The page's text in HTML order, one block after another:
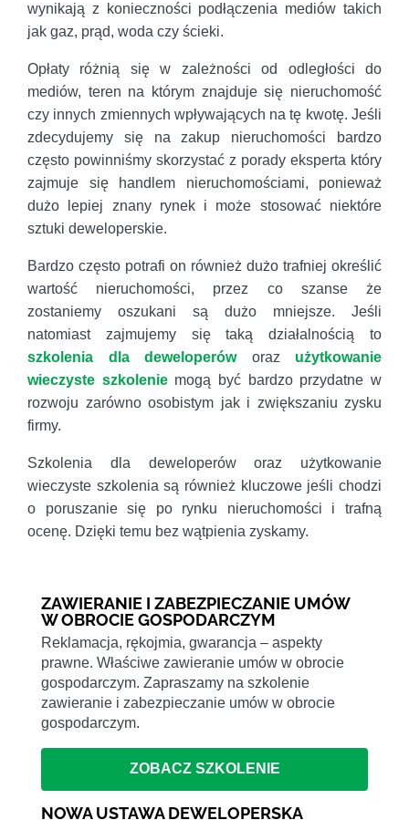
wynikają z konieczności podłączenia mediów takich
jak gaz, prąd, woda czy ścieki.
Opłaty różnią się w zależności od odległości do
mediów, teren na którym znajduje się nieruchomość
czy innych zmiennych wpływających na tę kwotę. Jeśli
zdecydujemy się na zakup nieruchomości bardzo
często powinniśmy skorzystać z porady eksperta który
zajmuje się handlem nieruchomościami, ponieważ
dużo lepiej znany rynek i może stosować niektóre
sztuki deweloperskie.
Bardzo często potrafi on również dużo trafniej określić
wartość nieruchomości, przez co szanse że
zostaniemy oszukani są dużo mniejsze. Jeśli
natomiast zajmujemy się taką działalnością to
szkolenia dla deweloperóworaz użytkowanie
wieczyste szkoleniemogą być bardzo przydatne w
rozwoju zarówno osobistym jak i zwiększaniu zysku
firmy.
Szkolenia dla deweloperów oraz użytkowanie
wieczyste szkolenia są również kluczowe jeśli chodzi
o poruszanie się po rynku nieruchomości i trafną
ocenę. Dzięki temu bez wątpienia zyskamy.
ZAWIERANIE I ZABEZPIECZANIE UMÓW
W OBROCIE GOSPODARCZYM
Reklamacja, rękojmia, gwarancja – aspekty
prawne. Właściwe zawieranie umów w obrocie
gospodarczym. Zapraszamy na szkolenie
zawieranie i zabezpieczanie umów w obrocie
gospodarczym.
ZOBACZ SZKOLENIE
NOWA USTAWA DEWELOPERSKA